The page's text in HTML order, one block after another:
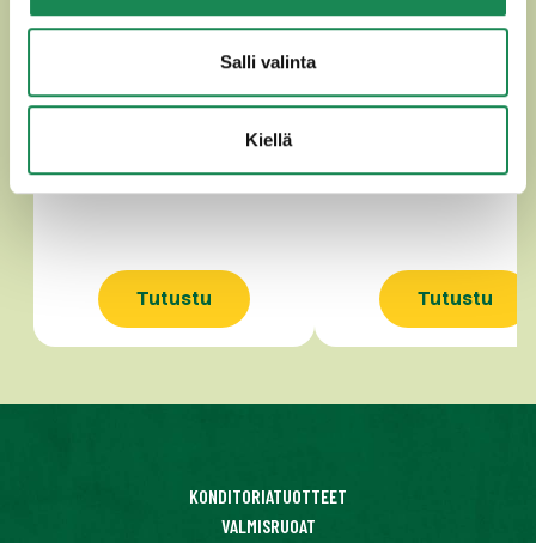
Salli valinta
Kiellä
SUOMALAINEN LEIPÄJUUSTO
Tutustu
SUOMALAINEN
Tutustu
KONDITORIATUOTTEET
VALMISRUOAT